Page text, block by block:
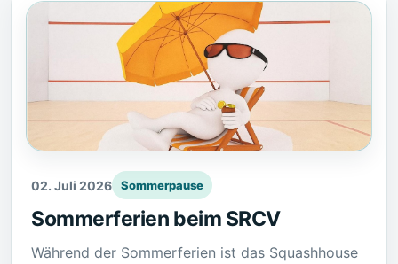
02. Juli 2026 Sommerpause
Sommerferien beim SRCV
Während der Sommerferien ist das Squashhouse